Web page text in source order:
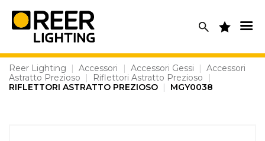
content
Reer Lighting | Accessori | Accessori Gessi | Accessori
Astratto Prezioso
| Riflettori Astratto Prezioso
|
RIFLETTORI ASTRATTO PREZIOSO | MGY0038